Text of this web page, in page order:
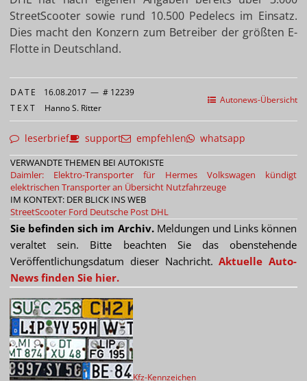
StreetScooter sowie rund 10.500 Pedelecs im Einsatz.
Dies macht den Konzern zum Betreiber der größten E-
Flotte in Deutschland.
Autonews-Übersicht
DATE 16.08.2017 — # 12239
TEXT Hanno S. Ritter
leserbrief support empfehlen whatsapp
VERWANDTE THEMEN BEI AUTOKISTE
Daimler: Elektro-Transporter für Hermes
Volkswagen kündigt
elektrischen Transporter an Übersicht Nutzfahrzeuge
IM KONTEXT: DER BLICK INS WEB
StreetScooter Ford Deutsche Post DHL
Sie befinden sich im Archiv.Meldungen und Links können
veraltet sein. Bitte beachten Sie das obenstehende
Veröffentlichungsdatum dieser Nachricht.Aktuelle Auto-
News finden Sie hier.
Kfz-Kennzeichen